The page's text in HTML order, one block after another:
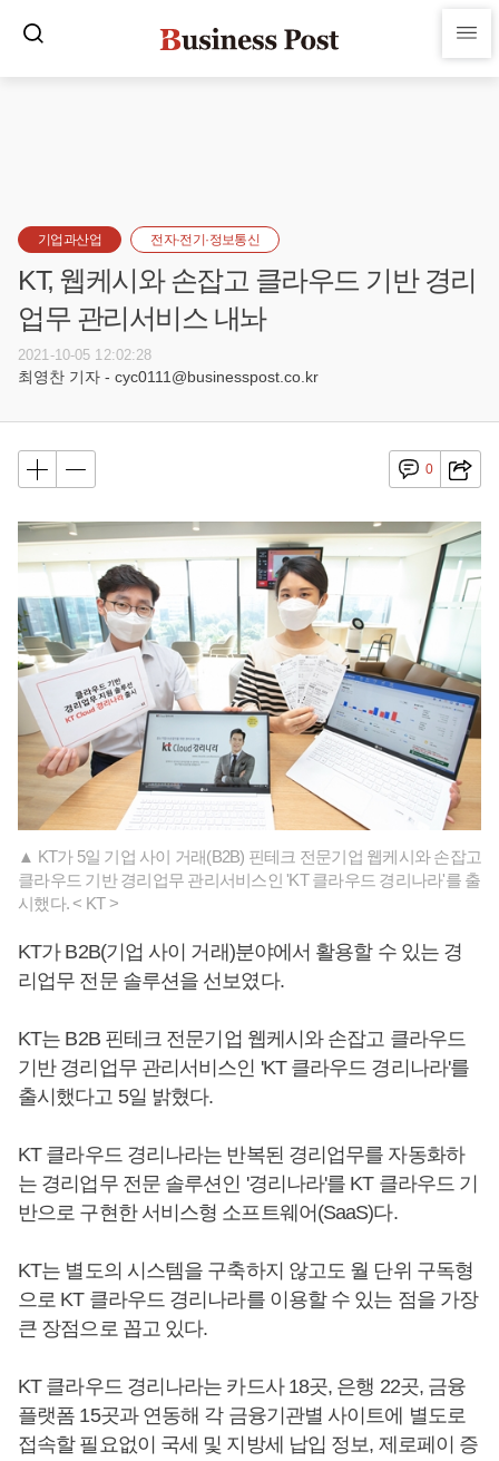
기업과산업 전자·전기·정보통신
KT, 웹케시와 손잡고 클라우드 기반 경리
업무 관리서비스 내놔
2021-10-05 12:02:28
최영찬 기자 - cyc0111@businesspost.co.kr
0
▲ KT가 5일 기업 사이 거래(B2B) 핀테크 전문기업 웹케시와 손잡고
클라우드 기반 경리업무 관리서비스인 'KT 클라우드 경리나라'를 출
시했다. < KT >
KT가 B2B(기업 사이 거래)분야에서 활용할 수 있는 경
리업무 전문 솔루션을 선보였다.
KT는 B2B 핀테크 전문기업 웹케시와 손잡고 클라우드
기반 경리업무 관리서비스인 'KT 클라우드 경리나라'를
출시했다고 5일 밝혔다.
KT 클라우드 경리나라는 반복된 경리업무를 자동화하
는 경리업무 전문 솔루션인 '경리나라'를 KT 클라우드 기
반으로 구현한 서비스형 소프트웨어(SaaS)다.
KT는 별도의 시스템을 구축하지 않고도 월 단위 구독형
으로 KT 클라우드 경리나라를 이용할 수 있는 점을 가장
큰 장점으로 꼽고 있다.
KT 클라우드 경리나라는 카드사 18곳, 은행 22곳, 금융
플랫폼 15곳과 연동해 각 금융기관별 사이트에 별도로
접속할 필요없이 국세 및 지방세 납입 정보, 제로페이 증